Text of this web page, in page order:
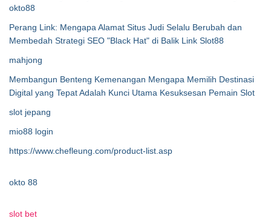
okto88
Perang Link: Mengapa Alamat Situs Judi Selalu Berubah dan
Membedah Strategi SEO "Black Hat" di Balik Link Slot88
mahjong
Membangun Benteng Kemenangan Mengapa Memilih Destinasi
Digital yang Tepat Adalah Kunci Utama Kesuksesan Pemain Slot
slot jepang
mio88 login
https://www.chefleung.com/product-list.asp
okto 88
slot bet